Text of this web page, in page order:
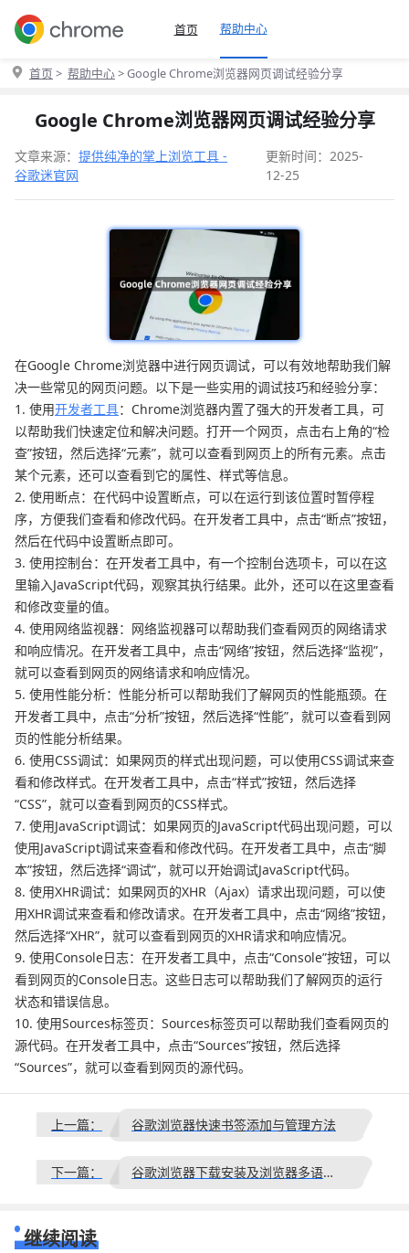
首页 帮助中心
首页 > 帮助中心> Google Chrome浏览器网页调试经验分享
Google Chrome浏览器网页调试经验分享
文章来源： 提供纯净的掌上浏览工具 -
谷歌迷官网
更新时间：2025-
12-25
在Google Chrome浏览器中进行网页调试，可以有效地帮助我们解
决一些常见的网页问题。以下是一些实用的调试技巧和经验分享：
1. 使用开发者工具：Chrome浏览器内置了强大的开发者工具，可
以帮助我们快速定位和解决问题。打开一个网页，点击右上角的“检
查”按钮，然后选择“元素”，就可以查看到网页上的所有元素。点击
某个元素，还可以查看到它的属性、样式等信息。
2. 使用断点：在代码中设置断点，可以在运行到该位置时暂停程
序，方便我们查看和修改代码。在开发者工具中，点击“断点”按钮，
然后在代码中设置断点即可。
3. 使用控制台：在开发者工具中，有一个控制台选项卡，可以在这
里输入JavaScript代码，观察其执行结果。此外，还可以在这里查看
和修改变量的值。
4. 使用网络监视器：网络监视器可以帮助我们查看网页的网络请求
和响应情况。在开发者工具中，点击“网络”按钮，然后选择“监视”，
就可以查看到网页的网络请求和响应情况。
5. 使用性能分析：性能分析可以帮助我们了解网页的性能瓶颈。在
开发者工具中，点击“分析”按钮，然后选择“性能”，就可以查看到网
页的性能分析结果。
6. 使用CSS调试：如果网页的样式出现问题，可以使用CSS调试来查
看和修改样式。在开发者工具中，点击“样式”按钮，然后选择
“CSS”，就可以查看到网页的CSS样式。
7. 使用JavaScript调试：如果网页的JavaScript代码出现问题，可以
使用JavaScript调试来查看和修改代码。在开发者工具中，点击“脚
本”按钮，然后选择“调试”，就可以开始调试JavaScript代码。
8. 使用XHR调试：如果网页的XHR（Ajax）请求出现问题，可以使
用XHR调试来查看和修改请求。在开发者工具中，点击“网络”按钮，
然后选择“XHR”，就可以查看到网页的XHR请求和响应情况。
9. 使用Console日志：在开发者工具中，点击“Console”按钮，可以
看到网页的Console日志。这些日志可以帮助我们了解网页的运行
状态和错误信息。
10. 使用Sources标签页：Sources标签页可以帮助我们查看网页的
源代码。在开发者工具中，点击“Sources”按钮，然后选择
“Sources”，就可以查看到网页的源代码。
上一篇： 谷歌浏览器快速书签添加与管理方法
下一篇： 谷歌浏览器下载安装及浏览器多语言环境配置技巧
继续阅读